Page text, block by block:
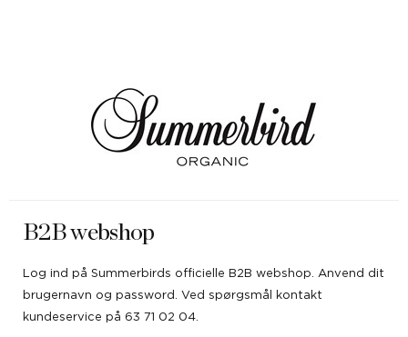
B2B webshop
Log ind på Summerbirds officielle B2B webshop. Anvend dit
brugernavn og password. Ved spørgsmål kontakt
kundeservice på 63 71 02 04.